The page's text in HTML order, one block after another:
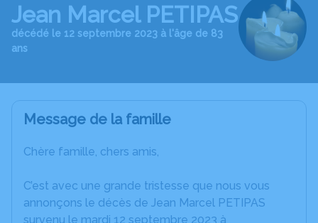
Jean Marcel PETIPAS
décédé le 12 septembre 2023 à l'âge de 83
ans
Message de la famille
Chère famille, chers amis,
C’est avec une grande tristesse que nous vous
annonçons le décès de Jean Marcel PETIPAS
survenu le mardi 12 septembre 2023 à